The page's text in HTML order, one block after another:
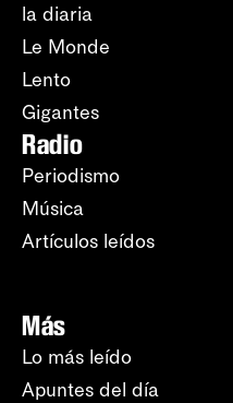
la diaria
Le Monde
Lento
Gigantes
Radio
Periodismo
Música
Artículos leídos
Más
Lo más leído
Apuntes del día